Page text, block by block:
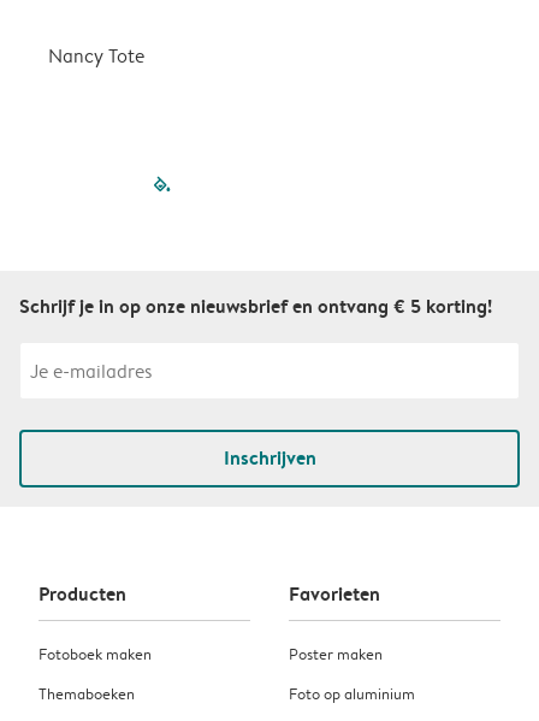
Nancy Tote
filled-pagination
Schrijf je in op onze nieuwsbrief en ontvang € 5 korting!
Inschrijven
Producten
Fotoboek maken
Themaboeken
Favorieten
Poster maken
Foto op aluminium